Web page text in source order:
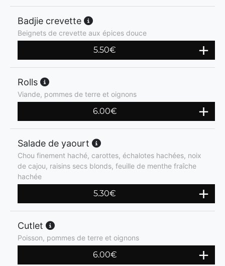
Badjie crevette
Beignets de crevette aux épices douce
5.50€
Rolls
Viande, pommes de terre et oignons
6.00€
Salade de yaourt
Chou finement haché, carottes, échalotes hachées, noix
de cajou, raisins secs blonds, feuille de menthe fraîche
hachée
5.30€
Cutlet
Poisson, pommes de terre et oignons
6.00€